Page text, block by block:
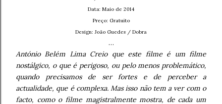
Data: Maio de 2014
Preço: Gratuito
Design: João Guedes / Dobra
…
António Belém Lima Creio que este filme é um filme
nostálgico, o que é perigoso, ou pelo menos problemático,
quando precisamos de ser fortes e de perceber a
actualidade, que é complexa. Mas isso não tem a ver com o
facto, como o filme magistralmente mostra, de cada um